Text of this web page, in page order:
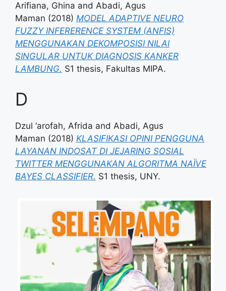
Arifiana, Ghina and Abadi, Agus
Maman (2018) MODEL ADAPTIVE NEURO
FUZZY INFERERENCE SYSTEM (ANFIS)
MENGGUNAKAN DEKOMPOSISI NILAI
SINGULAR UNTUK DIAGNOSIS KANKER
LAMBUNG. S1 thesis, Fakultas MIPA.
D
Dzul ‘arofah, Afrida and Abadi, Agus
Maman (2018) KLASIFIKASI OPINI PENGGUNA
LAYANAN INDOSAT DI JEJARING SOSIAL
TWITTER MENGGUNAKAN ALGORITMA NAÏVE
BAYES CLASSIFIER. S1 thesis, UNY.